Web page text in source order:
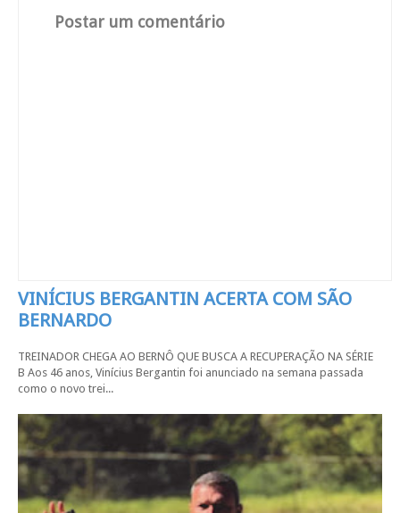
Postar um comentário
VINÍCIUS BERGANTIN ACERTA COM SÃO
BERNARDO
TREINADOR CHEGA AO BERNÔ QUE BUSCA A RECUPERAÇÃO NA SÉRIE
B Aos 46 anos, Vinícius Bergantin foi anunciado na semana passada
como o novo trei...